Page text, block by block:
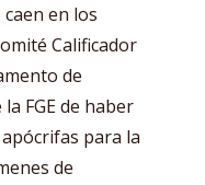
en los
Calificador
de
FGE de haber
para la
de